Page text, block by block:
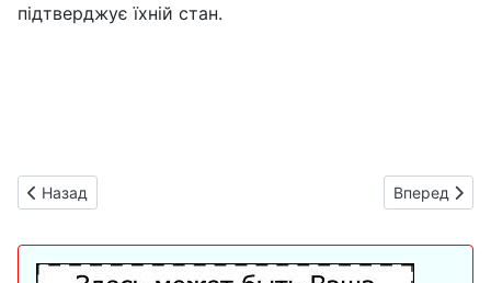
підтверджує їхній стан.
Предыдущий: Начальник служби у справах дітей
Назад Следующий:
Вперед